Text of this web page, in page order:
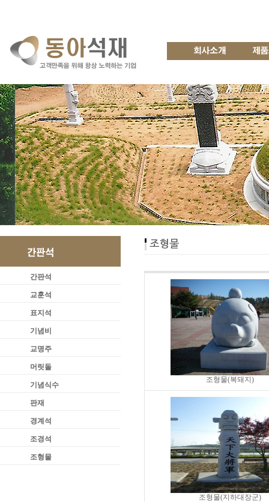
간판석
교훈석
표지석
기념비
교명주
머릿돌
기념식수
판재
경계석
조경석
조형물
조형물(복돼지)
조형물(지하대장군)